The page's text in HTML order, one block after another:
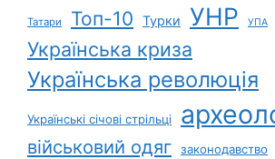
Татари Топ-10 Турки УНР УПА
Українська криза
Українська революція
Українські січові стрільці
військовий одяг законодавство